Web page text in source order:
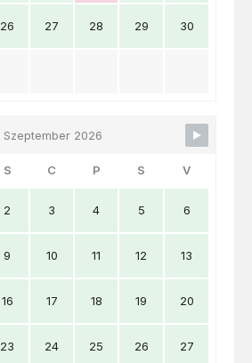
26 27 28 29 30
Szeptember 2026
S C P S V
2 3 4 5 6
9 10 11 12 13
16 17 18 19 20
23 24 25 26 27